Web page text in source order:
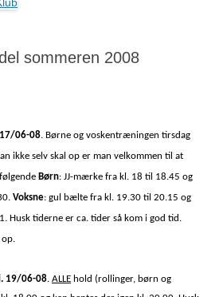
sommeren 2008
17/06-08. Børne og voskentræningen tirsdag
ikke selv skal op er man velkommen til at
Børn: JJ-mærke fra kl. 18 til 18.45 og
Voksne: gul bælte fra kl. 19.30 til 20.15 og
Husk tiderne er ca. tider så kom i god tid.
op.
19/06-08. ALLE hold (rollinger, børn og